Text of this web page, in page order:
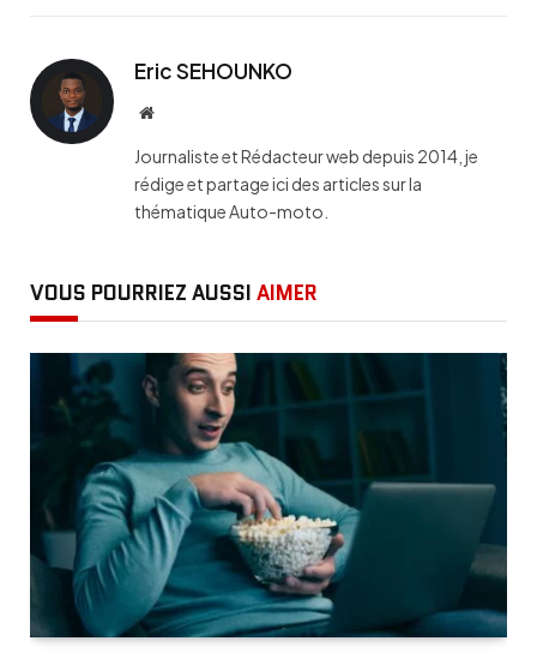
Eric SEHOUNKO
Website
Journaliste et Rédacteur web depuis 2014, je
rédige et partage ici des articles sur la
thématique Auto-moto.
VOUS POURRIEZ AUSSI AIMER